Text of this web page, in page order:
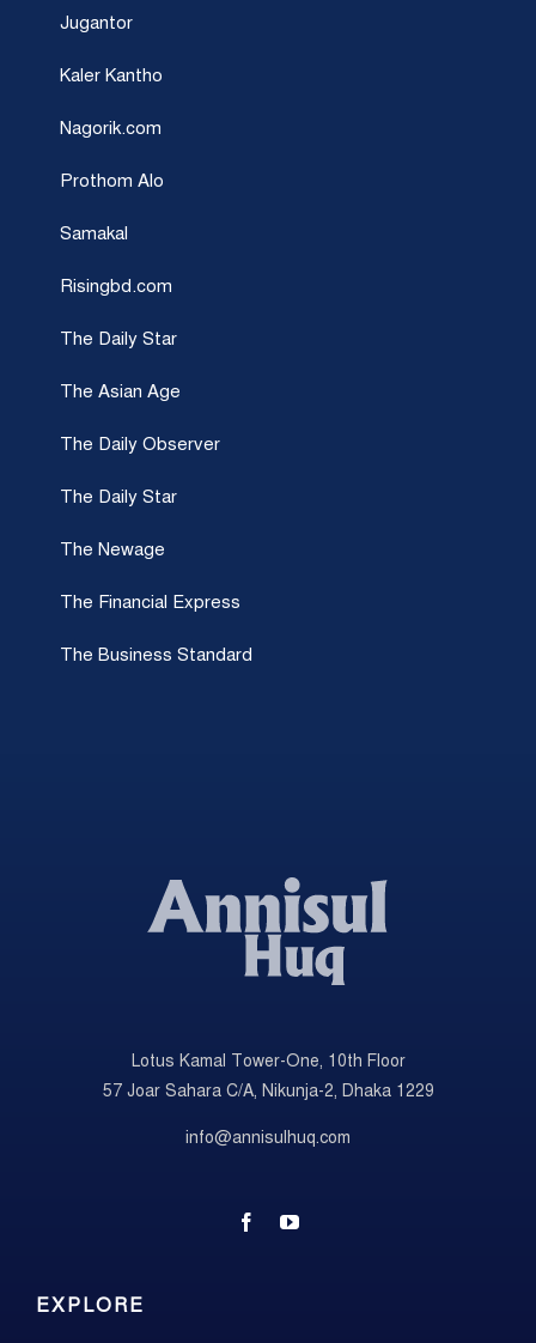
Jugantor
Kaler Kantho
Nagorik.com
Prothom Alo
Samakal
Risingbd.com
The Daily Star
The Asian Age
The Daily Observer
The Daily Star
The Newage
The Financial Express
The Business Standard
EXPLORE
Lotus Kamal Tower-One, 10th Floor
57 Joar Sahara C/A, Nikunja-2, Dhaka 1229
info@annisulhuq.com